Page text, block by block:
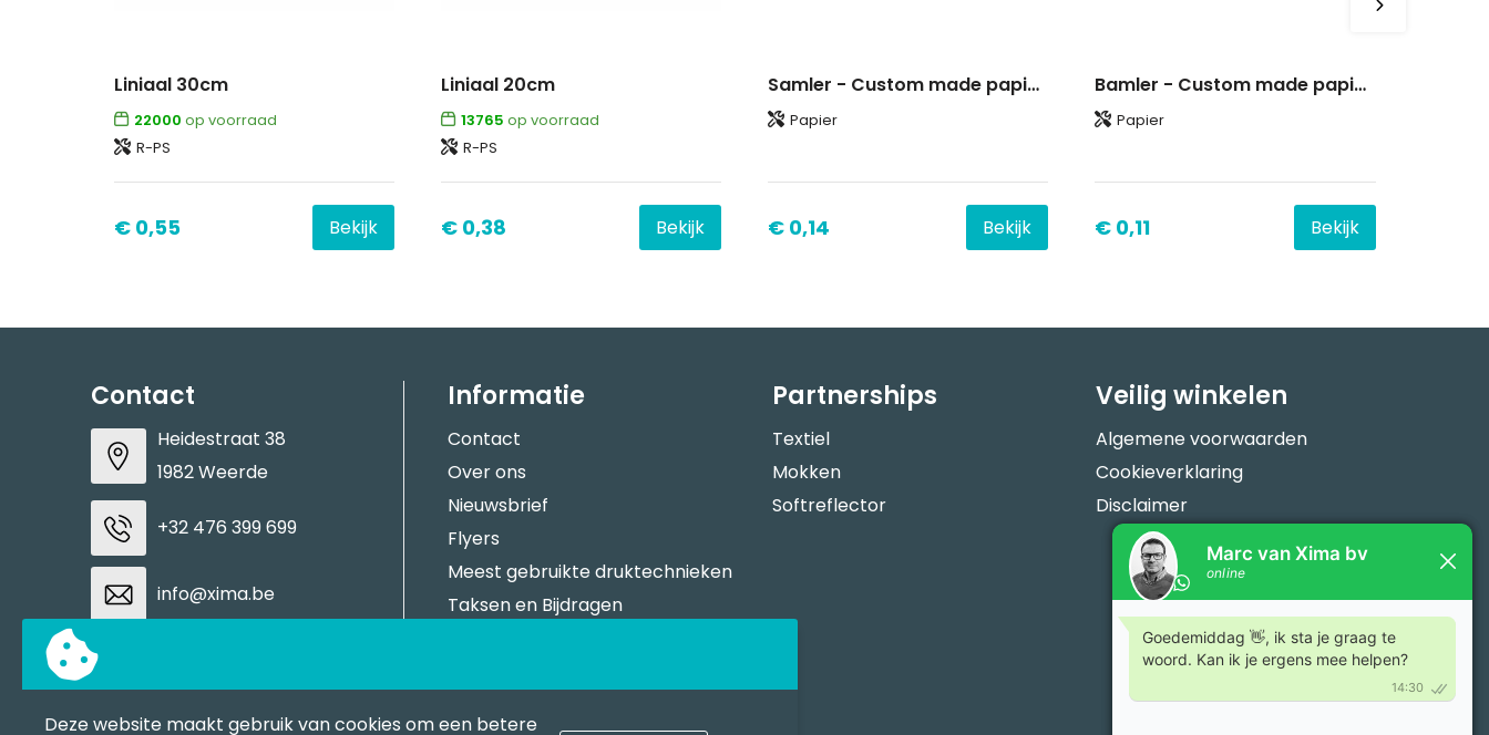
Liniaal 30cm
22000 op voorraad
R-PS
€ 0,55 Bekijk
Liniaal 20cm
13765 op voorraad
R-PS
€ 0,38 Bekijk
Samler - Custom made papieren liniaal
Papier
€ 0,14 Bekijk
Bamler - Custom made papieren bladwijzer
Papier
€ 0,11 Bekijk
Contact
Heidestraat 38
1982 Weerde
+32 476 399 699
info@xima.be
Informatie
Contact
Over ons
Nieuwsbrief
Flyers
Meest gebruikte druktechnieken
Taksen en Bijdragen
Partnerships
Textiel
Mokken
Softreflector
Veilig winkelen
Algemene voorwaarden
Cookieverklaring
Disclaimer
Deze website maakt gebruik van cookies om een betere